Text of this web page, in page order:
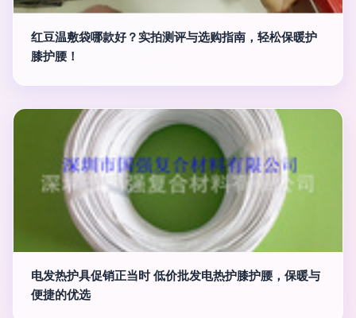
红豆温敷袋哪款好？实拍测评与选购指南，轻松保暖护
膝护腰！
电发热护具促销正当时 低价批发电热护膝护腰，保暖与
便捷的优选